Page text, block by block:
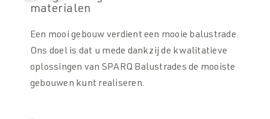
materialen
Een mooi gebouw verdient een mooie balustrade.
Ons doel is dat u mede dankzij de kwalitatieve
oplossingen van SPARQ Balustrades de mooiste
gebouwen kunt realiseren.